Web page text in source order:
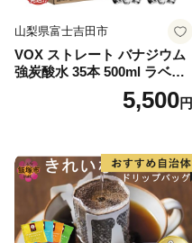
山梨県富士吉田市
VOX ストレート バナジウム
強炭酸水 35本 500ml ラベル
レス【富士吉田市限定カート
5,500円